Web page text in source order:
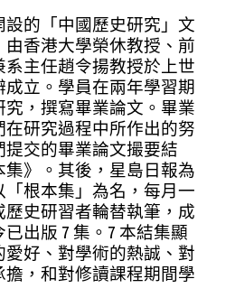
的「中國歷史研究」文
香港大學榮休教授、前
主任趙令揚教授於上世
立。學員在兩年學習期
，撰寫畢業論文。畢業
研究過程中所作出的努
交的畢業論文撮要結
》。其後，星島日報為
根本集」為名，每月一
史研習者輪替執筆，成
出版 7 集。7 本結集顯
好、對學術的熱誠、對
，和對修讀課程期間學